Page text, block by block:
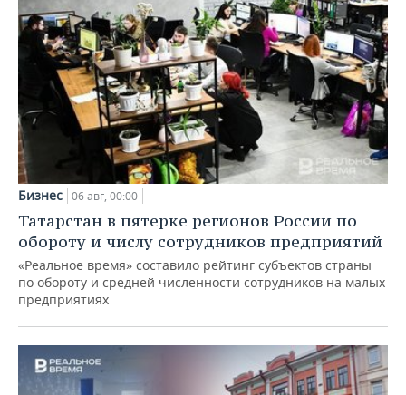
Бизнес 06 авг, 00:00
Татарстан в пятерке регионов России по
обороту и числу сотрудников предприятий
«Реальное время» составило рейтинг субъектов страны
по обороту и средней численности сотрудников на малых
предприятиях